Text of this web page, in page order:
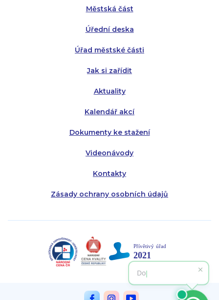
Městská část
Úřední deska
Úřad městské části
Jak si zařídit
Aktuality
Kalendář akcí
Dokumenty ke stažení
Videonávody
Kontakty
Zásady ochrany osobních údajů
Středa:
Čtvrtek:
Pátek:
Středa:
Čtvrtek: